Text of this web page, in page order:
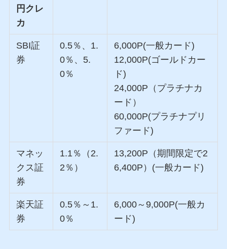
円クレ
カ
SBI証
券
0.5％、1.
0％、5.
0％
6,000P(一般カード)
12,000P(ゴールドカー
ド)
24,000P（プラチナカ
ード）
60,000P(プラチナプリ
ファード)
マネッ
クス証
券
1.1％（2.
2％）
13,200P（期間限定で2
6,400P）(一般カード)
楽天証
券
0.5％～1.
0％
6,000～9,000P(一般カ
ード)